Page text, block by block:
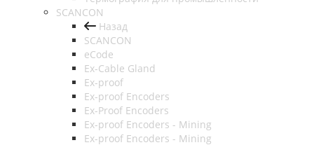
SCANCON
Назад
SCANCON
eCode
Ex-Cable Gland
Ex-proof
Ex-proof Encoders
Ex-Proof Encoders
Ex-proof Encoders - Mining
Ex-proof Encoders - Mining